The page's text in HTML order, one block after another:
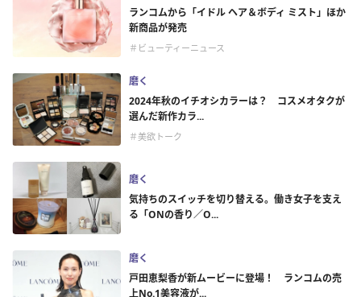
ランコムから「イドル ヘア＆ボディ ミスト​」ほか
新商品が発売
＃ビューティーニュース
磨く
2024年秋のイチオシカラーは？ コスメオタクが
選んだ新作カラ...
＃美欲トーク
磨く
気持ちのスイッチを切り替える。働き女子を支え
る「ONの香り／O...
磨く
戸田恵梨香が新ムービーに登場！ ランコムの売
上No.1美容液が...